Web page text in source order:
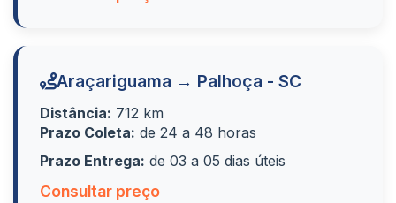
Araçariguama → Palhoça - SC
Distância: 712 km
Prazo Coleta: de 24 a 48 horas
Prazo Entrega: de 03 a 05 dias úteis
Consultar preço